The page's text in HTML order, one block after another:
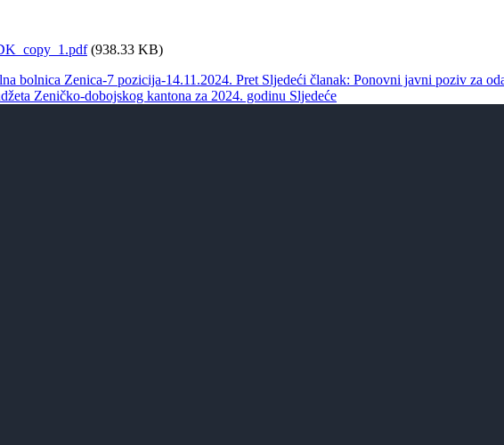
(938.33 KB)
bolnica Zenica-7 pozicija-14.11.2024. Pret Sljedeći članak: Ponovni javni poziv za
Zeničko-dobojskog kantona za 2024. godinu Sljedeće